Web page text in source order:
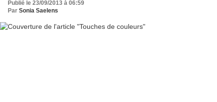
Publié le 23/09/2013 à 06:59
Par Sonia Saelens